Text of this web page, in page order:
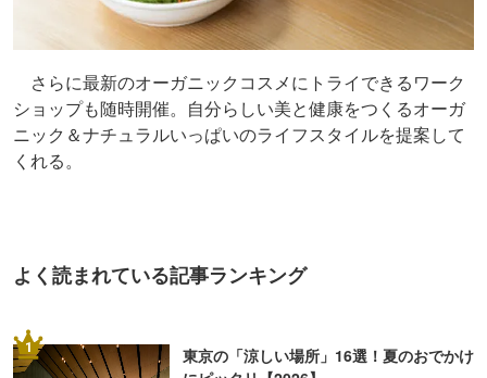
さらに最新のオーガニックコスメにトライできるワーク
ショップも随時開催。自分らしい美と健康をつくるオーガ
ニック＆ナチュラルいっぱいのライフスタイルを提案して
くれる。
よく読まれている記事ランキング
1
東京の「涼しい場所」16選！夏のおでかけ